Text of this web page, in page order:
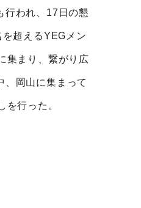
行われ、17日の懇
超えるYEGメン
集まり、繋がり広
、岡山に集まって
行った。